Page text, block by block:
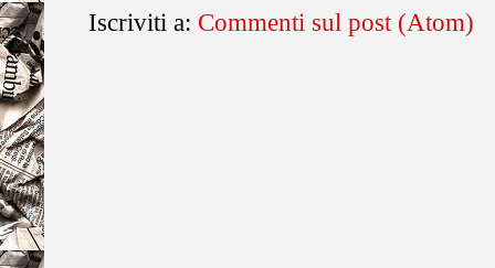
Iscriviti a: Commenti sul post (Atom)